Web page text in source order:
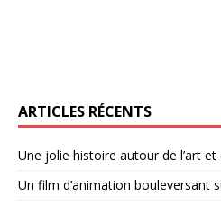
ARTICLES RÉCENTS
Une jolie histoire autour de l’art et
Un film d’animation bouleversant